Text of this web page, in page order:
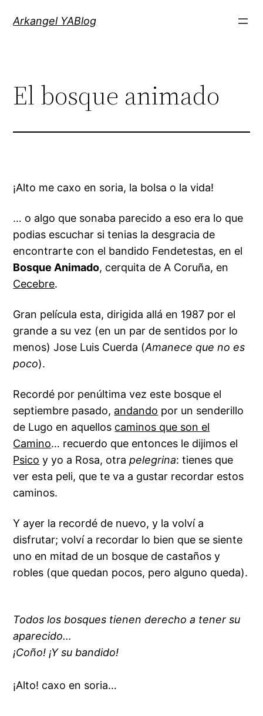
Arkangel YABlog
El bosque animado
¡Alto me caxo en soria, la bolsa o la vida!
… o algo que sonaba parecido a eso era lo que
podias escuchar si tenias la desgracia de
encontrarte con el bandido Fendetestas, en el
Bosque Animado, cerquita de A Coruña, en
Cecebre.
Gran película esta, dirigida allá en 1987 por el
grande a su vez (en un par de sentidos por lo
menos) Jose Luis Cuerda (Amanece que no es
poco).
Recordé por penúltima vez este bosque el
septiembre pasado, andando por un senderillo
de Lugo en aquellos caminos que son el
Camino… recuerdo que entonces le dijimos el
Psico y yo a Rosa, otrapelegrina: tienes que
ver esta peli, que te va a gustar recordar estos
caminos.
Y ayer la recordé de nuevo, y la volví a
disfrutar; volví a recordar lo bien que se siente
uno en mitad de un bosque de castaños y
robles (que quedan pocos, pero alguno queda).
Todos los bosques tienen derecho a tener su
aparecido…
¡Coño! ¡Y su bandido!
¡Alto! caxo en soria…